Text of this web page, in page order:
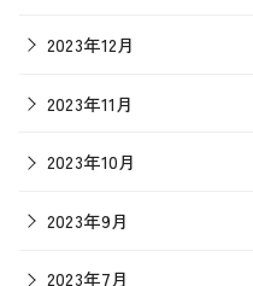
2023年12月
2023年11月
2023年10月
2023年9月
2023年7月